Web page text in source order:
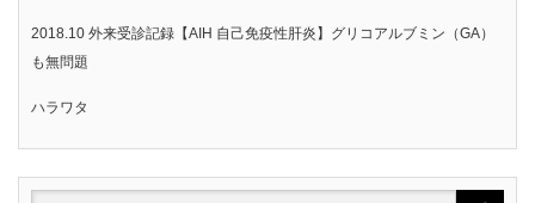
2018.10 外来受診記録【AIH 自己免疫性肝炎】グリコアルブミン（GA）
も無問題
ハラワタ